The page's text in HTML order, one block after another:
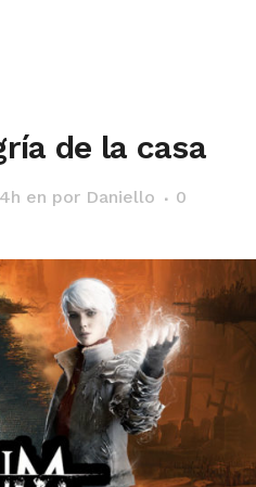
de la casa
en por Daniello
0